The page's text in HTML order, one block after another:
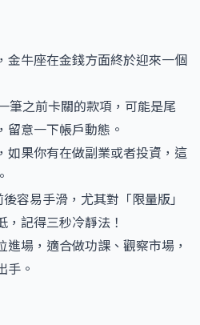
金牛座在金錢方面終於迎來一個
筆之前卡關的款項，可能是尾
意一下帳戶動態。
如果你有在做副業或者投資，這
容易手滑，尤其對「限量版」
記得三秒冷靜法！
場，適合做功課、觀察市場，
手。